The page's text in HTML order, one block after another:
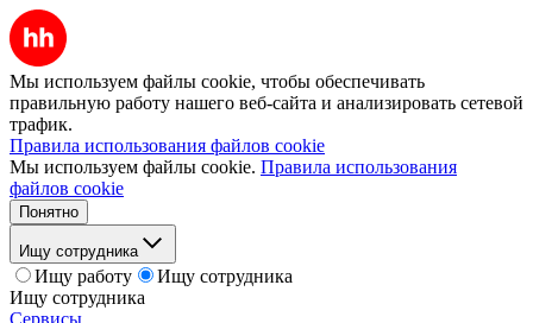
Мы используем файлы cookie, чтобы обеспечивать
правильную работу нашего веб-сайта и анализировать сетевой
трафик.
Правила использования файлов cookie
Мы используем файлы cookie. Правила использования
файлов cookie
Понятно
Ищу сотрудника
Ищу работу
Ищу сотрудника
Ищу сотрудника
Сервисы